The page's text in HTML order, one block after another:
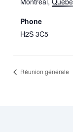
Phone
H2S 3C5
Réunion générale